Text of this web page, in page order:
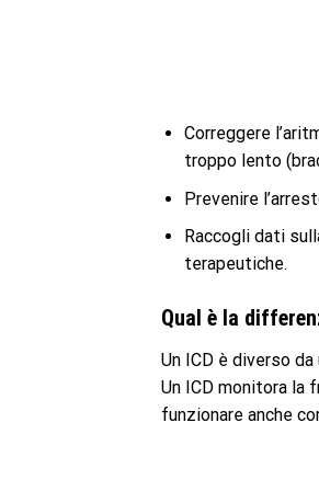
Correggere
troppo lento
Prevenire
Raccogli dati
terapeutiche.
Qual è la
Un ICD è diverso
Un ICD monitora la
funzionare anche